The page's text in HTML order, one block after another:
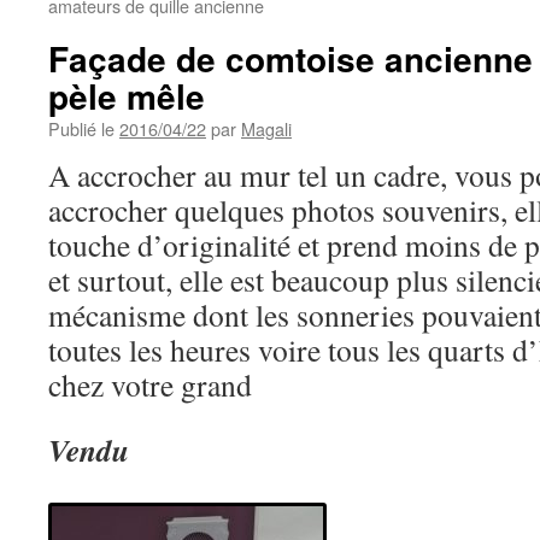
amateurs de quille ancienne
Façade de comtoise
pèle mêle
Publié le2016/04/22par Magali
A accrocher au mur tel un cadre, vous
accrocher quelques photos souvenirs,
touche d’originalité et prend moins de
et surtout, elle est beaucoup plus
mécanisme dont les sonneries
toutes les heures voire tous les quarts
chez votre grand
Vendu